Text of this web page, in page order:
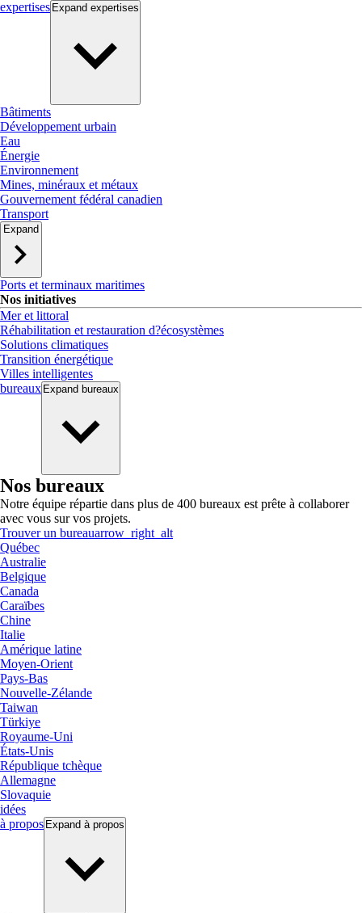
expertises Expand expertises
Bâtiments
Développement urbain
Eau
Énergie
Environnement
Mines, minéraux et métaux
Gouvernement fédéral canadien
Transport
Expand
Ports et terminaux maritimes
Nos initiatives
Mer et littoral
Réhabilitation et restauration d?écosystèmes
Solutions climatiques
Transition énergétique
Villes intelligentes
bureaux Expand bureaux
Nos bureaux
Notre équipe répartie dans plus de 400 bureaux est prête à collaborer
avec vous sur vos projets.
Trouver un bureauarrow_right_alt
Québec
Australie
Belgique
Canada
Caraïbes
Chine
Italie
Amérique latine
Moyen-Orient
Pays-Bas
Nouvelle-Zélande
Taiwan
Türkiye
Royaume-Uni
États-Unis
République tchèque
Allemagne
Slovaquie
idées
à propos Expand à propos